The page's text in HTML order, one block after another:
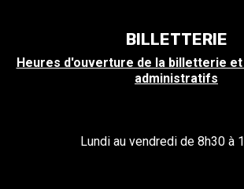
BILLETTERIE
Heures d'ouverture de la billetterie et
administratifs
Lundi au vendredi de 8h30 à